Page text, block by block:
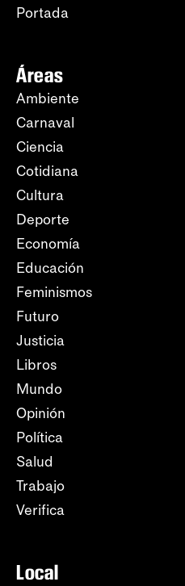
Portada
Áreas
Ambiente
Carnaval
Ciencia
Cotidiana
Cultura
Deporte
Economía
Educación
Feminismos
Futuro
Justicia
Libros
Mundo
Opinión
Política
Salud
Trabajo
Verifica
Local